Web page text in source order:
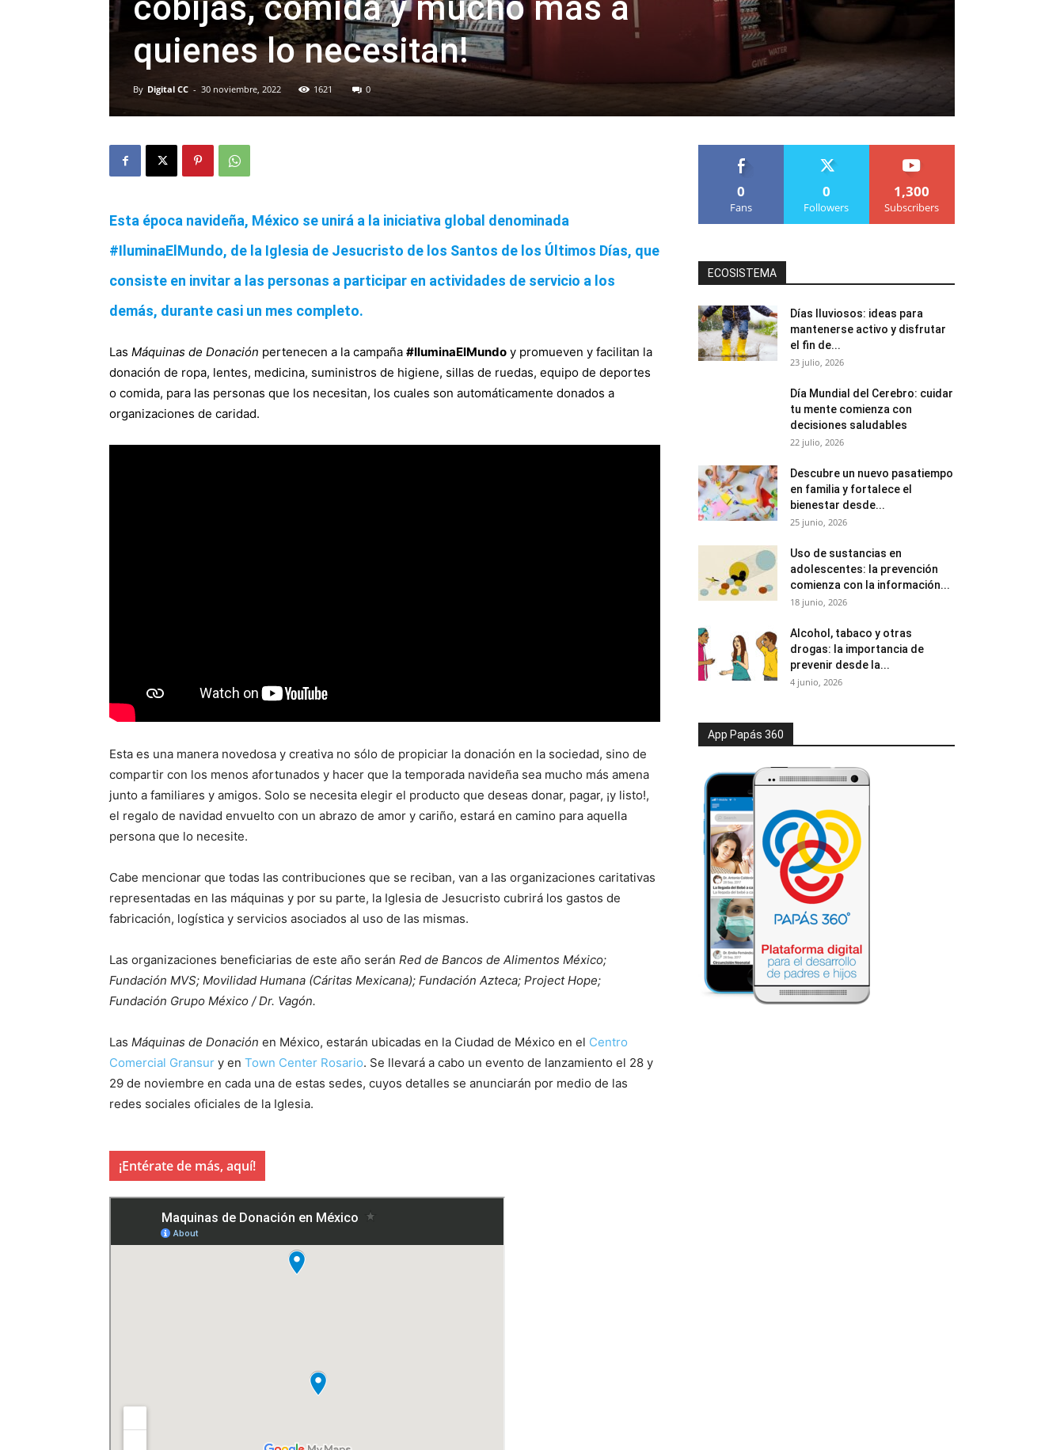
quienes lo necesitan!
By Digital CC - 30 noviembre, 2022 1621 0
Esta época navideña, México se unirá a la iniciativa global denominada
#IluminaElMundo, de la Iglesia de Jesucristo de los Santos de los Últimos Días, que
consiste en invitar a las personas a participar en actividades de servicio a los
demás, durante casi un mes completo.
Las Máquinas de Donación pertenecen a la campaña #IluminaElMundo y promueven y facilitan la
donación de ropa, lentes, medicina, suministros de higiene, sillas de ruedas, equipo de deportes
o comida, para las personas que los necesitan, los cuales son automáticamente donados a
organizaciones de caridad.
Esta es una manera novedosa y creativa no sólo de propiciar la donación en la sociedad, sino de
compartir con los menos afortunados y hacer que la temporada navideña sea mucho más amena
junto a familiares y amigos. Solo se necesita elegir el producto que deseas donar, pagar, ¡y listo!,
el regalo de navidad envuelto con un abrazo de amor y cariño, estará en camino para aquella
persona que lo necesite.
Cabe mencionar que todas las contribuciones que se reciban, van a las organizaciones caritativas
representadas en las máquinas y por su parte, la Iglesia de Jesucristo cubrirá los gastos de
fabricación, logística y servicios asociados al uso de las mismas.
Las organizaciones beneficiarias de este año serán Red de Bancos de Alimentos México;
Fundación MVS; Movilidad Humana (Cáritas Mexicana); Fundación Azteca; Project Hope;
Fundación Grupo México / Dr. Vagón.
Las Máquinas de Donación en México, estarán ubicadas en la Ciudad de México en el Centro
Comercial Gransur y en Town Center Rosario. Se llevará a cabo un evento de lanzamiento el 28 y
29 de noviembre en cada una de estas sedes, cuyos detalles se anunciarán por medio de las
redes sociales oficiales de la Iglesia.
¡Entérate de más, aquí!
0
Fans
0
Followers
1,300
Subscribers
ECOSISTEMA
Días lluviosos: ideas para
mantenerse activo y disfrutar
el fin de...
23 julio, 2026
Día Mundial del Cerebro: cuidar
tu mente comienza con
decisiones saludables
22 julio, 2026
Descubre un nuevo pasatiempo
en familia y fortalece el
bienestar desde...
25 junio, 2026
Uso de sustancias en
adolescentes: la prevención
comienza con la información...
18 junio, 2026
Alcohol, tabaco y otras
drogas: la importancia de
prevenir desde la...
4 junio, 2026
App Papás 360